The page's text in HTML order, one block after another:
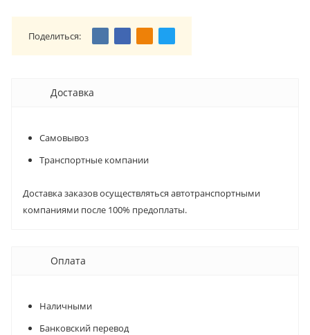
Поделиться:
Доставка
Самовывоз
Транспортные компании
Доставка заказов осуществляться автотранспортными
компаниями после 100% предоплаты.
Оплата
Наличными
Банковский перевод